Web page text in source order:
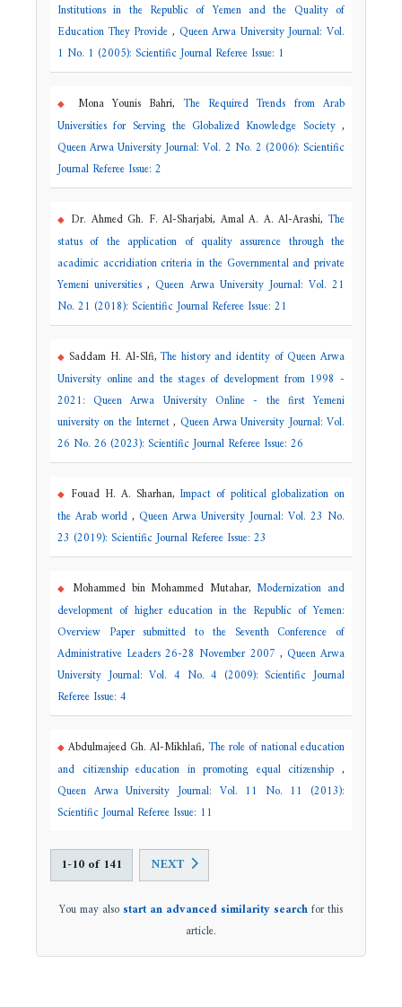
Institutions in the Republic of Yemen and the Quality of
Education They Provide , Queen Arwa University Journal: Vol.
1 No. 1 (2005): Scientific Journal Referee Issue: 1
Mona Younis Bahri,The Required Trends from Arab
Universities for Serving the Globalized Knowledge Society,
Queen Arwa University Journal: Vol. 2 No. 2 (2006): Scientific
Journal Referee Issue: 2
Dr. Ahmed Gh. F. Al-Sharjabi, Amal A. A. Al-Arashi,The
status of the application of quality assurence through the
acadimic accridiation criteria in the Governmental and private
Yemeni universities,Queen Arwa University Journal: Vol. 21
No. 21 (2018): Scientific Journal Referee Issue: 21
Saddam H. Al-Slfi,The history and identity of Queen Arwa
University online and the stages of development from 1998 -
2021: Queen Arwa University Online - the first Yemeni
university on the Internet, Queen Arwa University Journal: Vol.
26 No. 26 (2023): Scientific Journal Referee Issue: 26
Fouad H. A. Sharhan, Impact of political globalization on
the Arab world ,Queen Arwa University Journal: Vol. 23 No.
23 (2019): Scientific Journal Referee Issue: 23
Mohammed bin Mohammed Mutahar,Modernization and
development of higher education in the Republic of Yemen:
Overview Paper submitted to the Seventh Conference of
Administrative Leaders 26-28 November 2007 , Queen Arwa
University Journal: Vol. 4 No. 4 (2009): Scientific Journal
Referee Issue: 4
Abdulmajeed Gh. Al-Mikhlafi,The role of national education
and citizenship education in promoting equal citizenship,
Queen Arwa University Journal: Vol. 11 No. 11 (2013):
Scientific Journal Referee Issue: 11
1-10 of 141 NEXT
You may alsostart an advanced similarity searchfor this
article.